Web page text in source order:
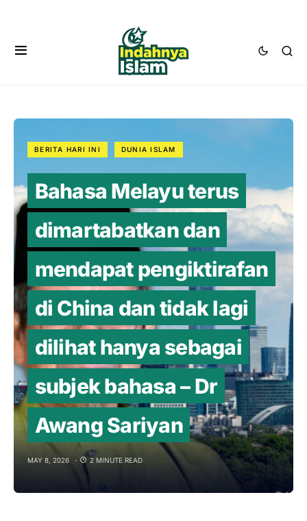
BERITA HARI INI DUNIA ISLAM
Bahasa Melayu terus
dimartabatkan dan
mendapat pengiktirafan
di China dan tidak lagi
dilihat hanya sebagai
subjek bahasa – Dr
Awang Sariyan
MAY 8, 2026 2 MINUTE READ